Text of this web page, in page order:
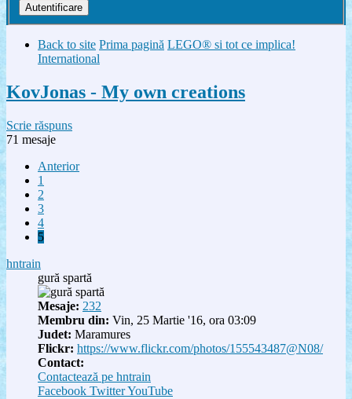
Back to site Prima pagină LEGO® si tot ce implica!
International
KovJonas - My own creations
Scrie răspuns
71 mesaje
Anterior
1
2
3
4
5
hntrain
gură spartă
Mesaje: 232
Membru din: Vin, 25 Martie '16, ora 03:09
Judet: Maramures
Flickr: https://www.flickr.com/photos/155543487@N08/
Contact:
Contactează pe hntrain
Facebook TwitterYouTube